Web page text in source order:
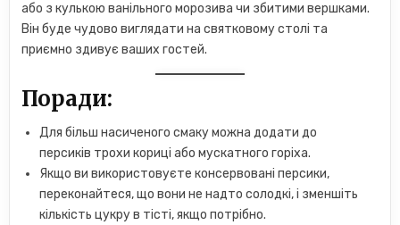
або з кулькою ванільного морозива чи збитими вершками.
Він буде чудово виглядати на святковому столі та
приємно здивує ваших гостей.
Поради:
Для більш насиченого смаку можна додати до
персиків трохи кориці або мускатного горіха.
Якщо ви використовуєте консервовані персики,
переконайтеся, що вони не надто солодкі, і зменшіть
кількість цукру в тісті, якщо потрібно.